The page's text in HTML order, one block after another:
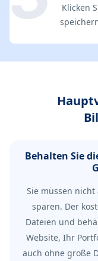
Klicken
Behalten Sie
Sie müssen
sparen. Der
Dateien und
Website, Ihr
auch ohne große